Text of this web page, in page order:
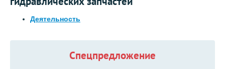
Спецпредложение
Деятельность